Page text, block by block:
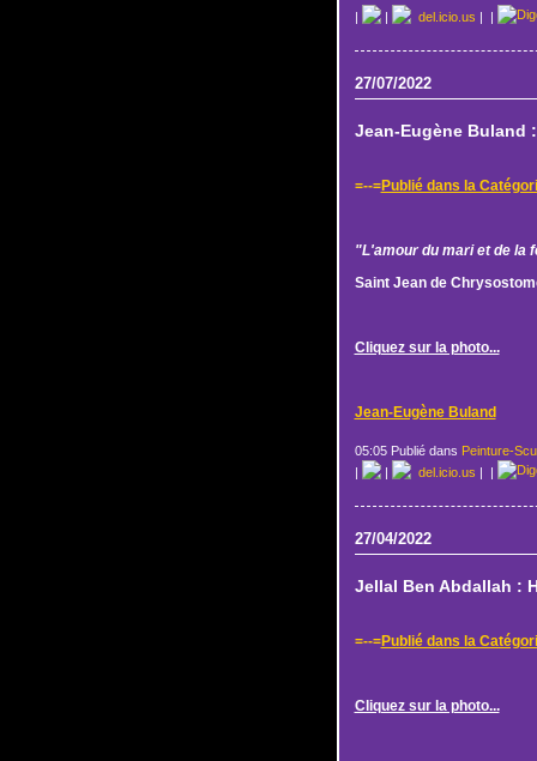
|
| del.icio.us | |
27/07/2022
Jean-Eugène Buland
=--=Publié dans la
"L'amour du mari et de la
Saint Jean de
Cliquez sur la photo...
Jean-Eugène Buland
05:05 Publié dans Peinture-
|
| del.icio.us | |
27/04/2022
Jellal Ben Abdallah :
=--=Publié dans la
Cliquez sur la photo...